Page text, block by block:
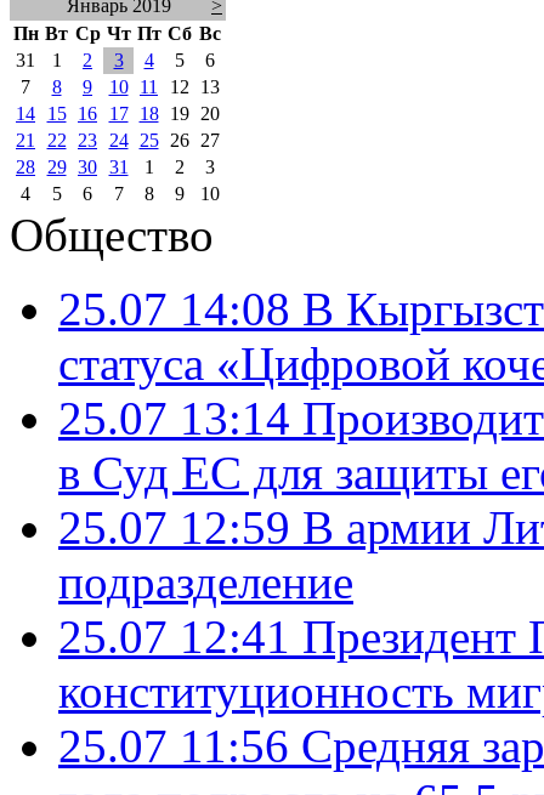
Январь 2019
>
Пн Вт Ср Чт Пт Сб Вс
31
1 2 3 4 5
6
7
8 9 10 11 12
13
14
15 16 17 18 19
20
21
22 23 24 25 26
27
28
29 30 31 1 2
3
4
5 6 7 8 9 10
Общество
25.07 14:08 В
статуса «Цифровой
25.07 13:14
в Суд ЕС для защиты
25.07 12:59 В армии
подразделение
25.07 12:41 Президент
конституционность
25.07 11:56 Средняя